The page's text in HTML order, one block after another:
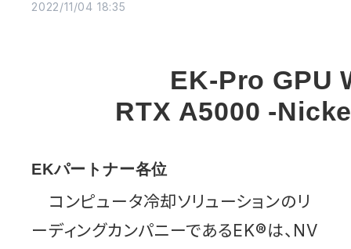
2022/11/04 18:35
EK-Pro GPU
RTX A5000 -
EKパートナー各位
コンピュータ冷却ソリューションのリ
ーディングカンパニーであるEK®は、NV